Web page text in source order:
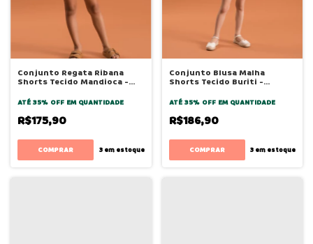
Conjunto Regata Ribana
Shorts Tecido Mandioca -
ATÉ 35% OFF EM QUANTIDADE
R$175,90
COMPRAR 3em estoque
Conjunto Blusa Malha
Shorts Tecido Buriti -
ATÉ 35% OFF EM QUANTIDADE
R$186,90
COMPRAR 3 em estoque